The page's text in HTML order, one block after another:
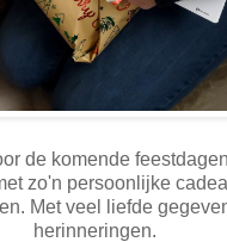
de komende
zo'n persoonlijke
Met veel liefde
herinneringen.